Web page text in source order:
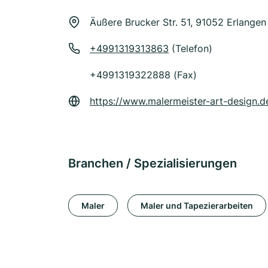
Äußere Brucker Str. 51, 91052 Erlangen
+4991319313863 (Telefon)
+4991319322888 (Fax)
https://www.malermeister-art-
Branchen / Spezialisierungen
Maler Maler und Tapezierarbeiten